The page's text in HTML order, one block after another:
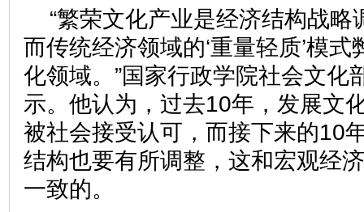
“繁荣文化产业是经济结构战
而传统经济领域的‘重量轻质’模
化领域。”国家行政学院社会文化
示。他认为，过去10年，发展文
被社会接受认可，而接下来的10
结构也要有所调整，这和宏观经
一致的。